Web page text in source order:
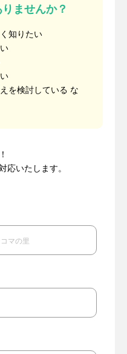
ませんか？
知りたい
を検討している な
応いたします。